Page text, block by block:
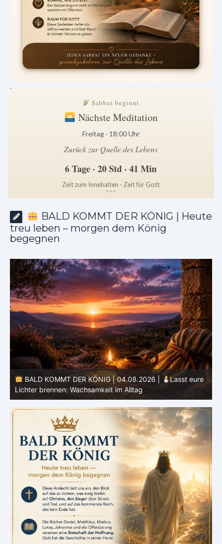
.
Sabbat beginnt
Nächste Meditation
Freitag · 18:00 Uhr
Zurück zur Quelle des Lebens
6 Tage · 20 Std · 41 Min
Zeit zum Innehalten · Zeit für Gott
***
BALD KOMMT DER KÖNIG | Heute
treu leben – morgen dem König
begegnen
BALD KOMMT DER KÖNIG | 03.08.2026 |
Ein reines
Herz: Heiligung beginnt im Inneren